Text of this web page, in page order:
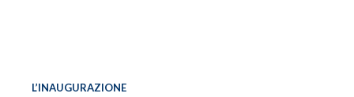
L’INAUGURAZIONE